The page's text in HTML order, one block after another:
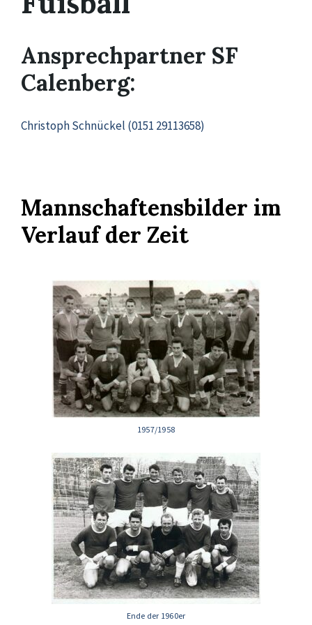
Ansprechpartner SF
Calenberg:
Christoph Schnückel (0151 29113658)
Mannschaftensbilder im
Verlauf der Zeit
1957/1958
Ende der 1960er